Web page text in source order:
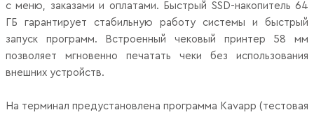
с меню, заказами и оплатами. Быстрый SSD-накопитель 64
ГБ гарантирует стабильную работу системы и быстрый
запуск программ. Встроенный чековый принтер 58 мм
позволяет мгновенно печатать чеки без использования
внешних устройств.
На терминал предустановлена программа Kavapp (тестовая